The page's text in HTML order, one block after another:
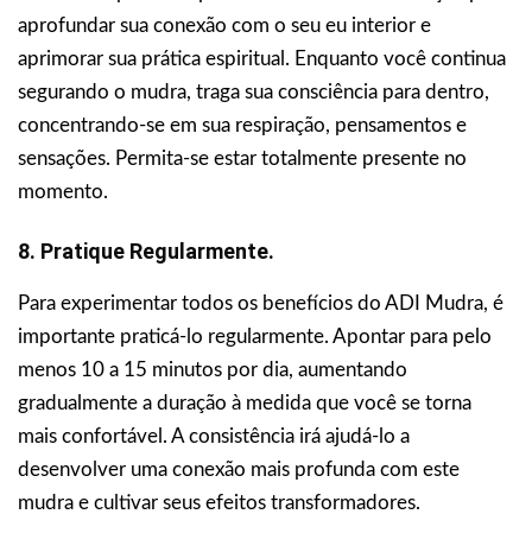
aprofundar sua conexão com o seu eu interior e
aprimorar sua prática espiritual. Enquanto você continua
segurando o mudra, traga sua consciência para dentro,
concentrando-se em sua respiração, pensamentos e
sensações. Permita-se estar totalmente presente no
momento.
8. Pratique Regularmente.
Para experimentar todos os benefícios do ADI Mudra, é
importante praticá-lo regularmente. Apontar para pelo
menos 10 a 15 minutos por dia, aumentando
gradualmente a duração à medida que você se torna
mais confortável. A consistência irá ajudá-lo a
desenvolver uma conexão mais profunda com este
mudra e cultivar seus efeitos transformadores.